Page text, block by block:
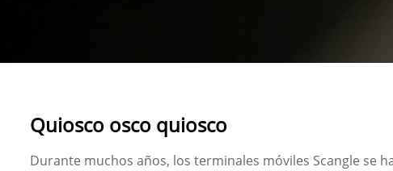
Quiosco osco quiosco
Durante muchos años, los terminales móviles Scangle se